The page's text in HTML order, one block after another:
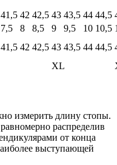
41,5 42 42,5 43 43,5 44 44,5
7,5 8 8,5 9 9,5 10 10,5
41,5 42 42,5 43 43,5 44 44,5
XL
измерить длину стопы.
распределив
от конца
выступающей